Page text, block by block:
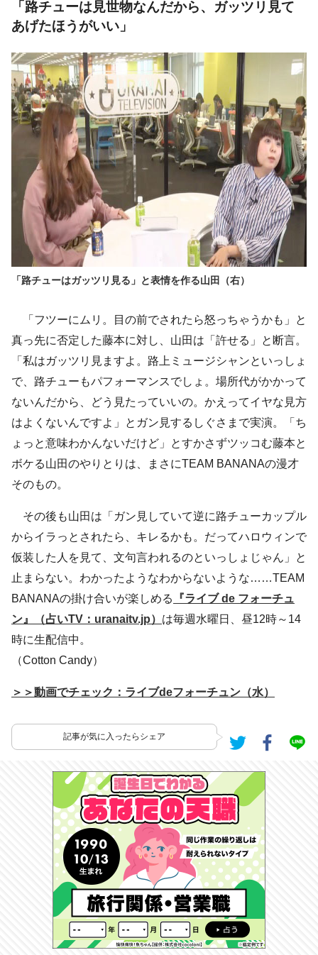
「路チューは見世物なんだから、ガッツリ見て
あげたほうがいい」
「路チューはガッツリ見る」と表情を作る山田（右）
「フツーにムリ。目の前でされたら怒っちゃうかも」と
真っ先に否定した藤本に対し、山田は「許せる」と断言。
「私はガッツリ見ますよ。路上ミュージシャンといっしょ
で、路チューもパフォーマンスでしょ。場所代がかかって
ないんだから、どう見たっていいの。かえってイヤな見方
はよくないんですよ」とガン見するしぐさまで実演。「ち
ょっと意味わかんないだけど」とすかさずツッコむ藤本と
ボケる山田のやりとりは、まさにTEAM BANANAの漫才
そのもの。
その後も山田は「ガン見していて逆に路チューカップル
からイラっとされたら、キレるかも。だってハロウィンで
仮装した人を見て、文句言われるのといっしょじゃん」と
止まらない。わかったようなわからないような……TEAM
BANANAの掛け合いが楽しめる
『ライブ de フォーチュ
ン』（占いTV：uranaitv.jp） は毎週水曜日、昼12時～14
時に生配信中。
（Cotton Candy）
＞＞動画でチェック：ライブdeフォーチュン（水）
記事が気に入ったらシェア